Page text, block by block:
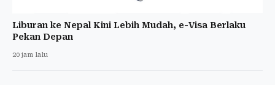
Liburan ke Nepal Kini Lebih Mudah, e-Visa Berlaku
Pekan Depan
20 jam lalu